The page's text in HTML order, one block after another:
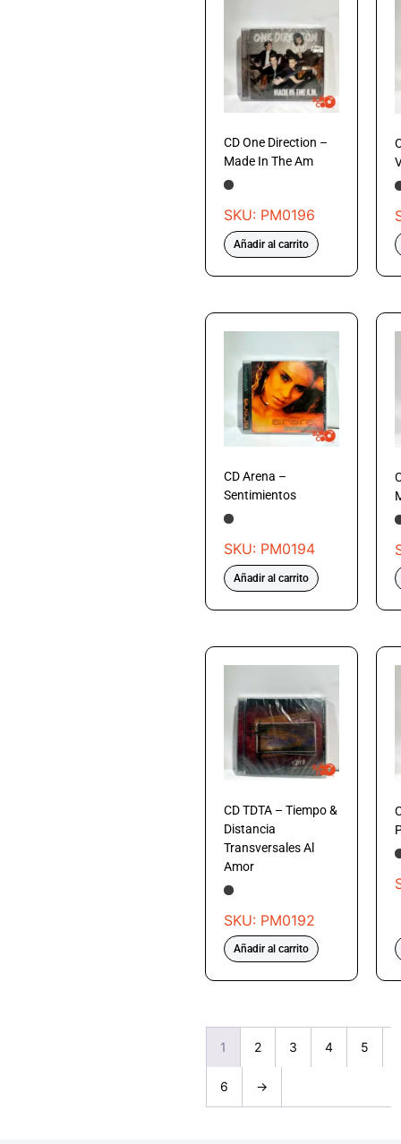
CD One Direction –
Made In The Am
SKU: PM0196
Añadir al carrito
CD Arena –
Sentimientos
SKU: PM0194
Añadir al carrito
CD TDTA – Tiempo &
Distancia
Transversales Al
Amor
SKU: PM0192
Añadir al carrito
1 2 3 4 5
6 →